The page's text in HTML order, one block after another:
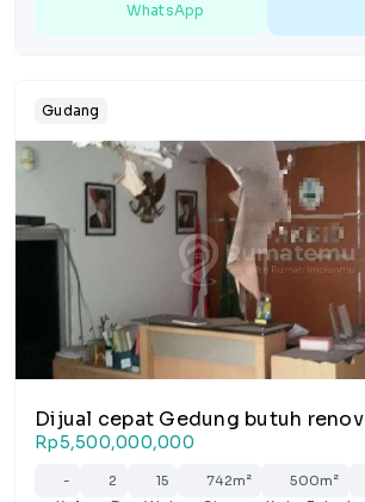
WhatsApp
Gudang
Dijual cepat Gedung butuh renov
Rp5,500,000,000
- 2 15 742m² 500m²